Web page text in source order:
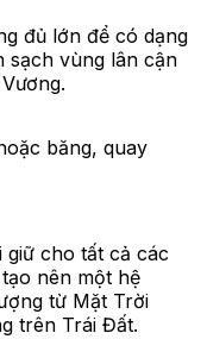
đủ lớn để có dạng
sạch vùng lân cận
băng, quay
cho tất cả các
nên một hệ
từ Mặt Trời
trên Trái Đất.